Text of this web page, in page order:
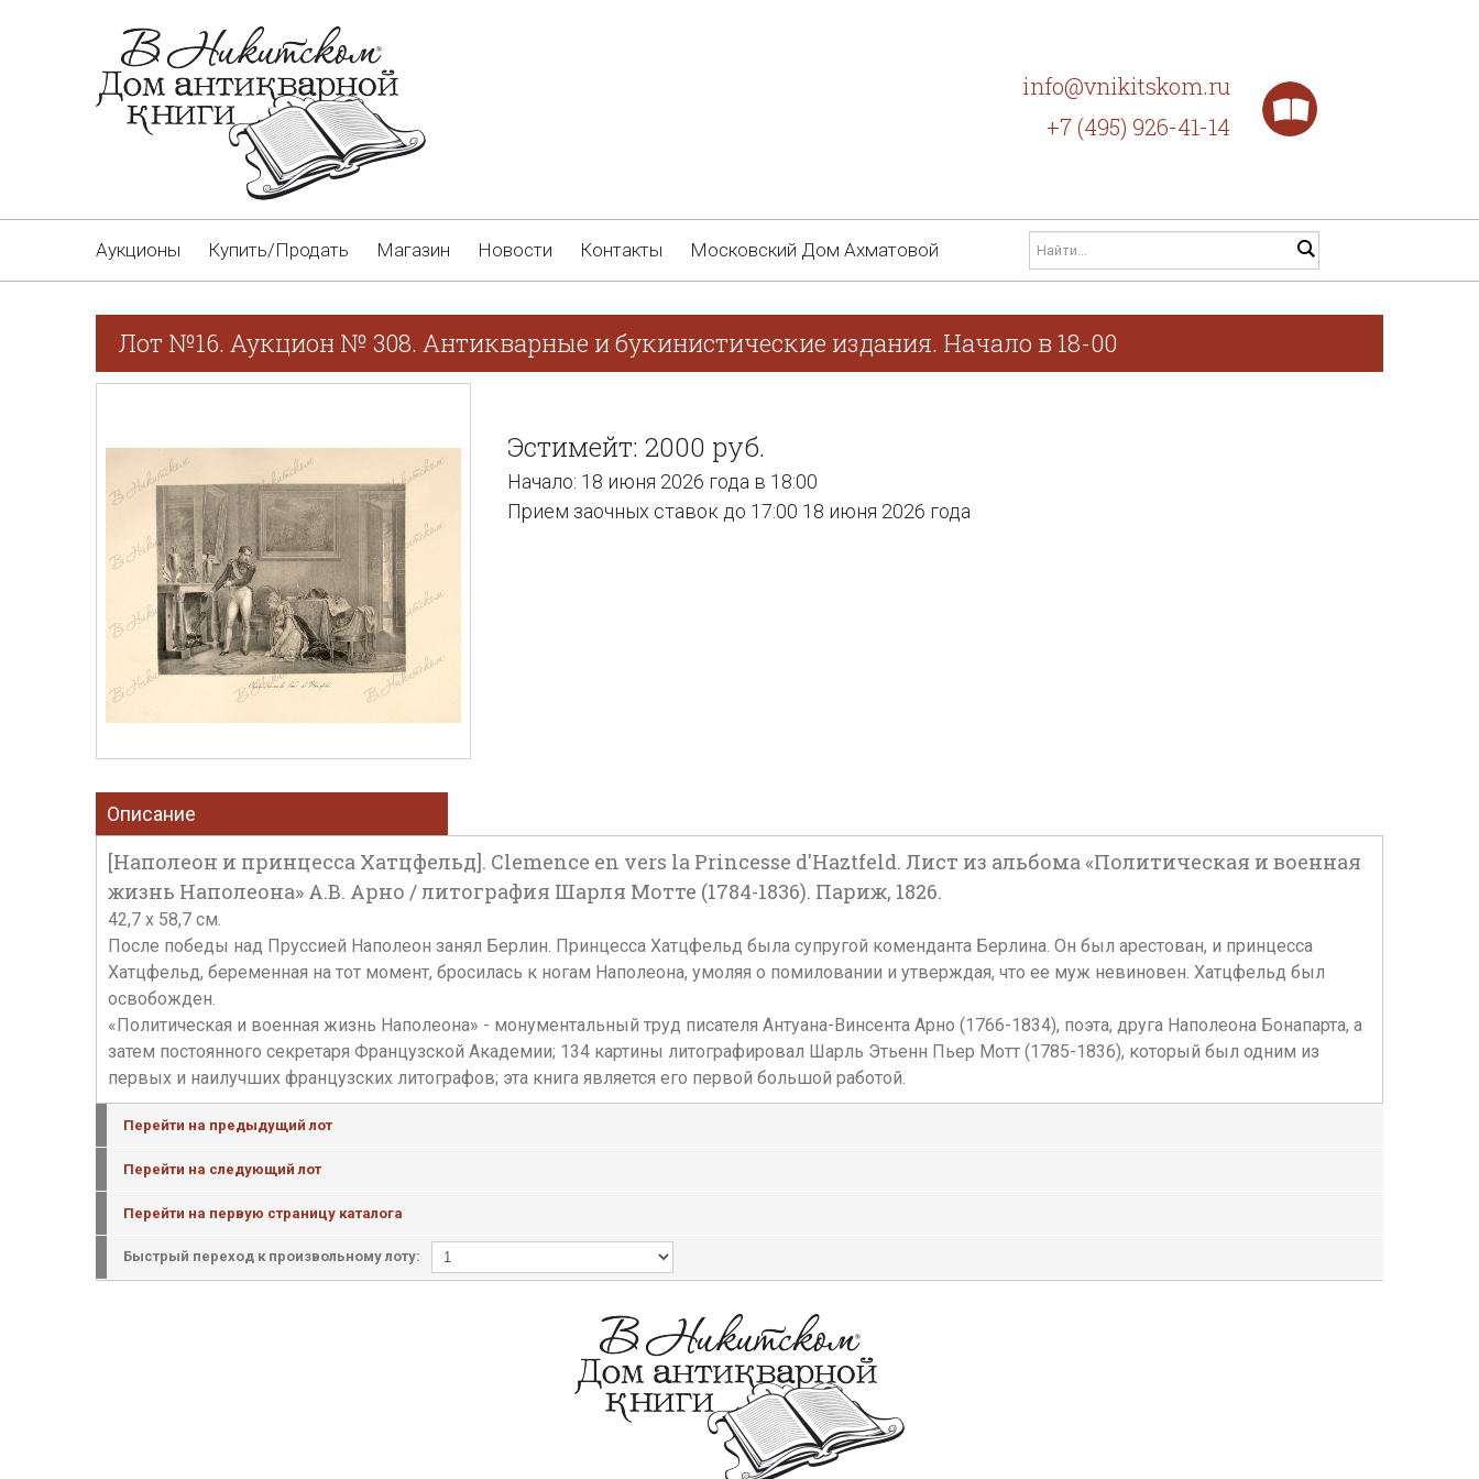
info@vnikitskom.ru
+7 (495) 926-41-14
Аукционы Купить/Продать Магазин Новости Контакты Московский Дом Ахматовой
Лот №16. Аукцион № 308. Антикварные и букинистические издания. Начало в 18-00
Эстимейт: 2000 руб.
Начало: 18 июня 2026 года в 18:00
Прием заочных ставок до 17:00 18 июня 2026 года
Описание
[Наполеон и принцесса Хатцфельд]. Clemence en vers la Princesse d'Haztfeld. Лист из альбома «Политическая и военная
жизнь Наполеона» А.В. Арно / литография Шарля Мотте (1784-1836). Париж, 1826.
42,7 х 58,7 см.
После победы над Пруссией Наполеон занял Берлин. Принцесса Хатцфельд была супругой коменданта Берлина. Он был арестован, и принцесса
Хатцфельд, беременная на тот момент, бросилась к ногам Наполеона, умоляя о помиловании и утверждая, что ее муж невиновен. Хатцфельд был
освобожден.
«Политическая и военная жизнь Наполеона» - монументальный труд писателя Антуана-Винсента Арно (1766-1834), поэта, друга Наполеона Бонапарта, а
затем постоянного секретаря Французской Академии; 134 картины литографировал Шарль Этьенн Пьер Мотт (1785-1836), который был одним из
первых и наилучших французских литографов; эта книга является его первой большой работой.
Перейти на предыдущий лот
Перейти на следующий лот
Перейти на первую страницу каталога
Быстрый переход к произвольному лоту: